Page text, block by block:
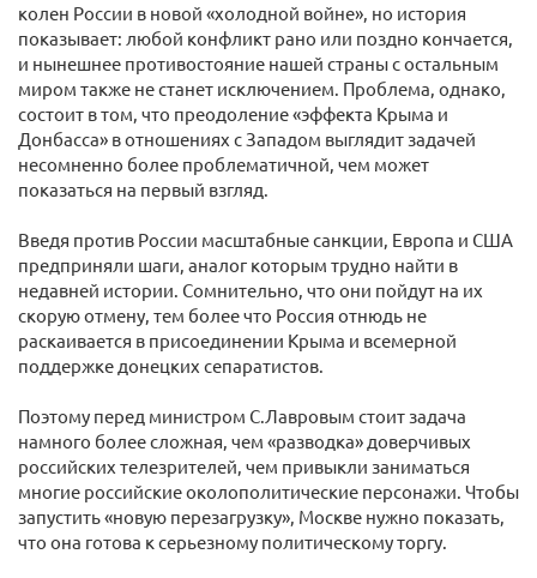
колен России в новой «холодной войне», но история
показывает: любой конфликт рано или поздно кончается,
и нынешнее противостояние нашей страны с остальным
миром также не станет исключением. Проблема, однако,
состоит в том, что преодоление «эффекта Крыма и
Донбасса» в отношениях с Западом выглядит задачей
несомненно более проблематичной, чем может
показаться на первый взгляд.
Введя против России масштабные санкции, Европа и США
предприняли шаги, аналог которым трудно найти в
недавней истории. Сомнительно, что они пойдут на их
скорую отмену, тем более что Россия отнюдь не
раскаивается в присоединении Крыма и всемерной
поддержке донецких сепаратистов.
Поэтому перед министром С.Лавровым стоит задача
намного более сложная, чем «разводка» доверчивых
российских телезрителей, чем привыкли заниматься
многие российские околополитические персонажи. Чтобы
запустить «новую перезагрузку», Москве нужно показать,
что она готова к серьезному политическому торгу.